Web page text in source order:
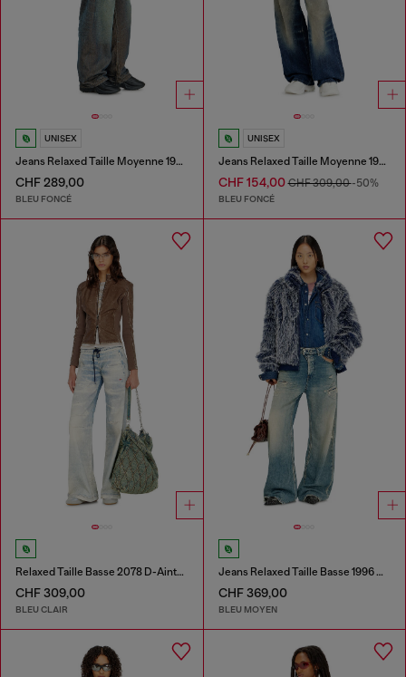
UNISEX
Jeans Relaxed Taille Moyenne 1997 D-Enim-M
CHF 289,00
BLEU FONCÉ
UNISEX
Jeans Relaxed Taille Moyenne 1997 D-Enim-M
CHF 154,00CHF 309,00-50%
BLEU FONCÉ
Relaxed Taille Basse 2078 D-Ainty Joggjeans®
CHF 309,00
BLEU CLAIR
Jeans Relaxed Taille Basse 1996 D-Sire
CHF 369,00
BLEU MOYEN